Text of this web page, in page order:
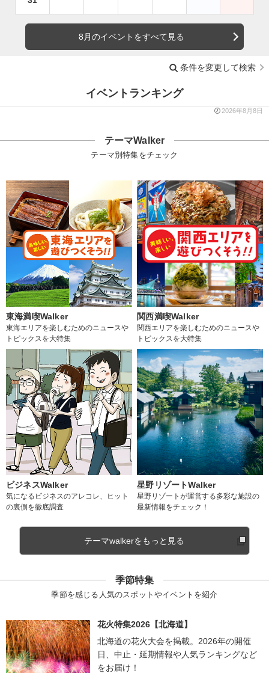
8月のイベントをすべて見る
条件を変更して検索
イベントランキング
2026年8月8日
テーマWalker
テーマ別特集をチェック
東海満喫Walker
東海エリアを楽しむためのニュースや
トピックスを大特集
関西満喫Walker
関西エリアを楽しむためのニュースや
トピックスを大特集
ビジネスWalker
気になるビジネスのアレコレ、ヒット
の裏側を徹底調査
星野リゾートWalker
星野リゾートが運営する多彩な施設の
最新情報をチェック！
テーマwalkerをもっと見る
季節特集
季節を感じる人気のスポットやイベントを紹介
花火特集2026【北海道】
北海道の花火大会を掲載。2026年の開催
日、中止・延期情報や人気ランキングなど
をお届け！